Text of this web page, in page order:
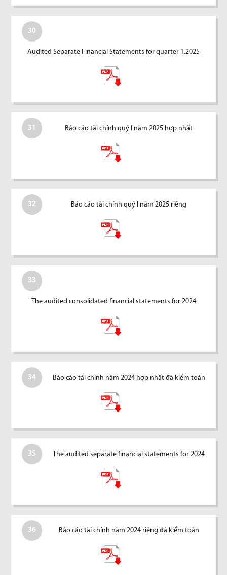
30
Audited Separate Financial Statements for quarter 1.2025
31 Báo cáo tài chính quý I năm 2025 hợp nhất
32 Báo cáo tài chính quý I năm 2025 riêng
33
The audited consolidated financial statements for 2024
34 Báo cáo tài chính năm 2024 hợp nhất đã kiểm toán
35 The audited separate financial statements for 2024
36 Báo cáo tài chính năm 2024 riêng đã kiểm toán